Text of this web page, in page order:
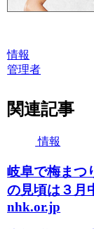
情報
管理者
関連記事
情報
岐阜で梅まつ
の見頃は３月
nhk.or.jp